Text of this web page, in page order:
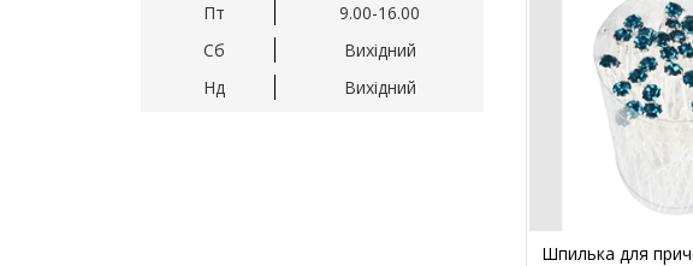
Пт
9.00-16.00
Сб
Вихідний
Нд
Вихідний
Шпилька для